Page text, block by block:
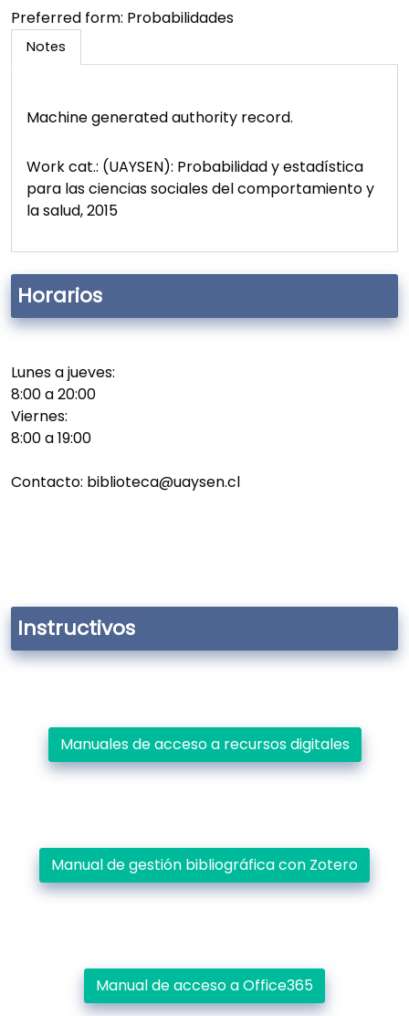
Horarios
Lunes a jueves:
8:00 a 20:00
Viernes:
8:00 a 19:00
Contacto: biblioteca@uaysen.cl
Instructivos
Manuales de acceso a recursos digitales
Manual de gestión bibliográfica con Zotero
Manual de acceso a Office365
Preferred form: Probabilidades
Notes
Machine generated authority record.
Work cat.: (UAYSEN): Probabilidad y estadística
para las ciencias sociales del comportamiento y
la salud, 2015